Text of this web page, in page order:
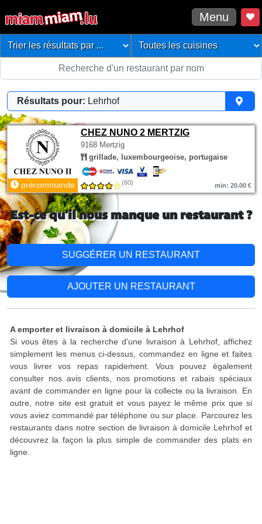
Menu
Résultats pour: Lehrhof
CHEZ NUNO 2 MERTZIG
9168 Mertzig
grillade, luxembourgeoise, portugaise
précommande (60) min: 20.00 €
Est-ce qu'il nous manque un restaurant ?
SUGGÉRER UN RESTAURANT
AJOUTER UN RESTAURANT
A emporter et livraison à domicile à Lehrhof
Si vous êtes à la recherche d'une livraison à Lehrhof, affichez
simplement les menus ci-dessus, commandez en ligne et faites
vous livrer vos repas rapidement. Vous pouvez également
consulter nos avis clients, nos promotions et rabais spéciaux
avant de commander en ligne pour la collecte ou la livraison. En
outre, notre site est gratuit et vous payez le même prix que si
vous aviez commandé par téléphone ou sur place. Parcourez les
restaurants dans notre section de livraison à domicile Lehrhof et
découvrez la façon la plus simple de commander des plats en
ligne.